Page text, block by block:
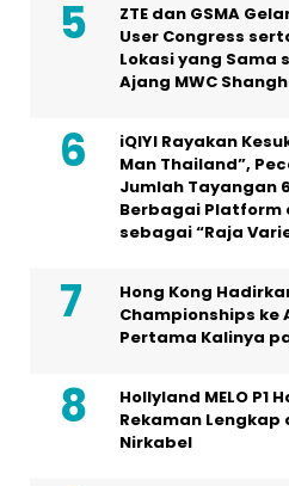
ZTE dan GSMA
User Congress
Lokasi yang Sama
Ajang MWC
iQIYI Rayakan
Man Thailand”,
Jumlah Tayangan
Berbagai Platform
sebagai “Raja
Hong Kong
Championships ke
Pertama Kalinya
Hollyland MELO P1
Rekaman
Nirkabel